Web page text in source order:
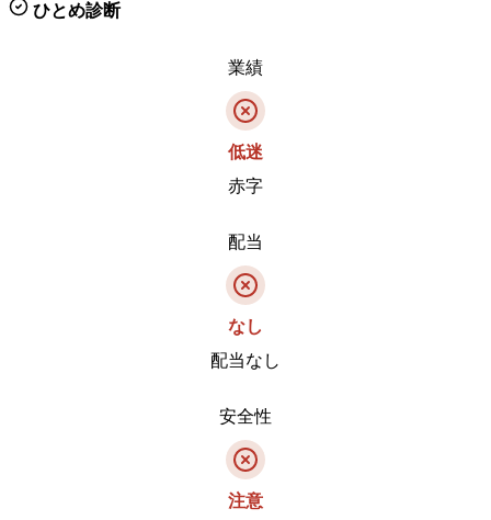
ひとめ診断
業績
低迷
赤字
配当
なし
配当なし
安全性
注意